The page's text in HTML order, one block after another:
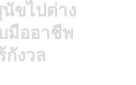
ขไปต่าง
มืออาชีพ
กังวล